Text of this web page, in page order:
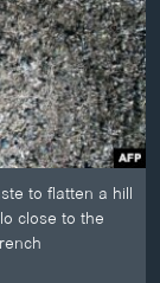
to flatten a hill
close to the